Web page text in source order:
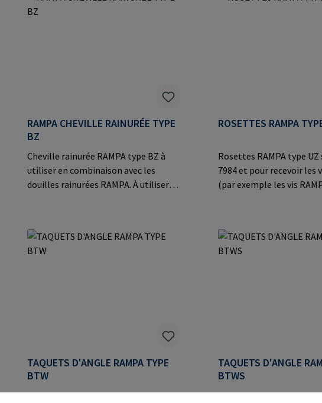
RAMPA CHEVILLE RAINURÉE TYPE
BZ
Cheville rainurée RAMPA type BZ à
utiliser en combinaison avec les
douilles rainurées RAMPA. À utiliser
panneaux supplémentaires pour les
tables).
ROSETTES RAMPA
Rosettes RAMPA type UZ
7984 et pour recevoir les
(par exemple les vis
8 21514 Büchen Germany
mail@rampa.com
TAQUETS D'ANGLE RAMPA TYPE
BTW
Taquets d'angle RAMPA type BTW
TAQUETS D'ANGLE
BTWS
Taquets d'angle RAMPA